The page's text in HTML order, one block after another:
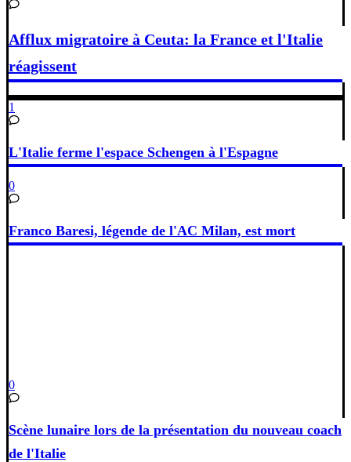
Afflux migratoire à Ceuta: la France et l'Italie
réagissent
1
L'Italie ferme l'espace Schengen à l'Espagne
0
Franco Baresi, légende de l'AC Milan, est mort
0
Scène lunaire lors de la présentation du nouveau coach
de l'Italie